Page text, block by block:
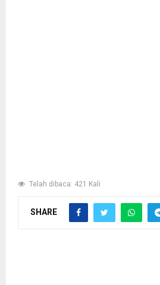
Telah dibaca: 421 Kali
SHARE